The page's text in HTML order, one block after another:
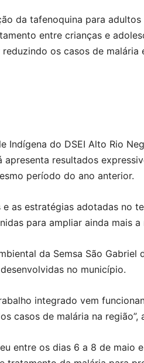
da tafenoquina para
entre crianças e
os casos de malária
Indígena do DSEI Alto Rio
resultados
período do ano anterior.
e as estratégias adotadas
para ampliar ainda mais
da Semsa São
no município.
integrado vem
casos de malária na região”,
entre os dias 6 a 8 de maio